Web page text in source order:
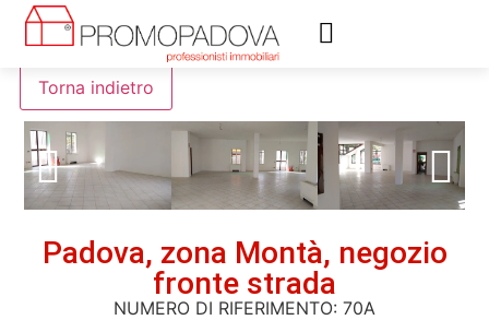
Padova, zona Montà, negozio
fronte strada
NUMERO DI RIFERIMENTO: 70A